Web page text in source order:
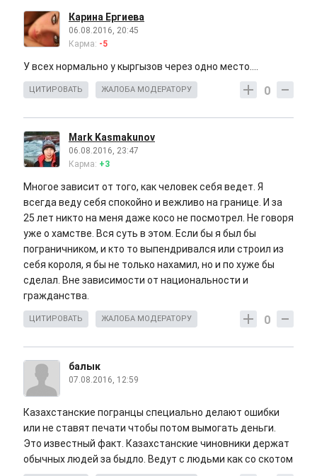
Карина Ергиева
06.08.2016, 20:45
Карма: -5
У всех нормально у кыргызов через одно место....
0
ЦИТИРОВАТЬ ЖАЛОБА МОДЕРАТОРУ
Mark Kasmakunov
06.08.2016, 23:47
Карма: +3
Многое зависит от того, как человек себя ведет. Я
всегда веду себя спокойно и вежливо на границе. И за
25 лет никто на меня даже косо не посмотрел. Не говоря
уже о хамстве. Вся суть в этом. Если бы я был бы
пограничником, и кто то выпендривался или строил из
себя короля, я бы не только нахамил, но и по хуже бы
сделал. Вне зависимости от национальности и
гражданства.
0
ЦИТИРОВАТЬ ЖАЛОБА МОДЕРАТОРУ
балык
07.08.2016, 12:59
Казахстанские погранцы специально делают ошибки
или не ставят печати чтобы потом вымогать деньги.
Это известный факт. Казахстанские чиновники держат
обычных людей за быдло. Ведут с людьми как со скотом